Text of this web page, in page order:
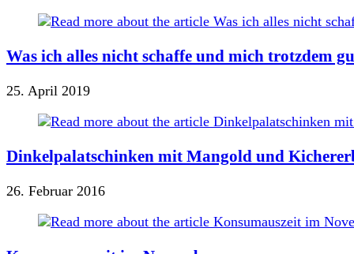
Was ich alles nicht schaffe und mich trotzdem
25. April 2019
Dinkelpalatschinken mit Mangold und
26. Februar 2016